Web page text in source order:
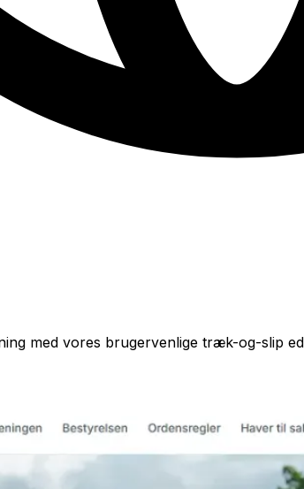
med vores brugervenlige træk-og-slip